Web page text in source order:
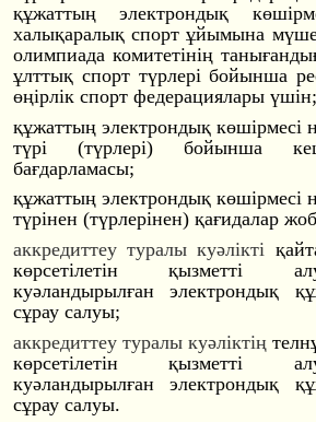
құжаттың электрондық
халықаралық спорт ұйымына
олимпиада комитетінің
ұлттық спорт түрлері бойынша
өңірлік спорт федерациялары үшін;
құжаттың электрондық көшірмесі
түрі (түрлері) бойынша
бағдарламасы;
құжаттың электрондық көшірмесі
түрінен (түрлерінен) қағидалар
аккредиттеу туралы куәлікті
көрсетілетін қызметті
куәландырылған электрондық
сұрау салуы;
аккредиттеу туралы куәліктің
көрсетілетін қызметті
куәландырылған электрондық
сұрау салуы.